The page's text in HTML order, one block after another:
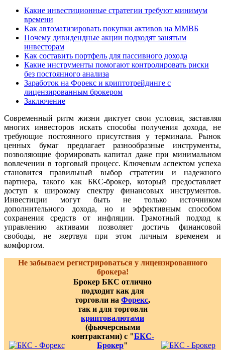
Какие инвестиционные стратегии требуют минимум
времени
Как автоматизировать покупки активов на ММВБ
Почему дивидендные акции подходят занятым
инвесторам
Как составить портфель для пассивного дохода
Какие инструменты помогают контролировать риски
без постоянного анализа
Заработок на Форекс и криптотрейдинге с
лицензированным брокером
Заключение
Современный ритм жизни диктует свои условия, заставляя
многих инвесторов искать способы получения дохода, не
требующие постоянного присутствия у терминала. Рынок
ценных бумаг предлагает разнообразные инструменты,
позволяющие формировать капитал даже при минимальном
вовлечении в торговый процесс. Ключевым аспектом успеха
становится правильный выбор стратегии и надежного
партнера, такого как БКС-брокер, который предоставляет
доступ к широкому спектру финансовых инструментов.
Инвестиции могут быть не только источником
дополнительного дохода, но и эффективным способом
сохранения средств от инфляции. Грамотный подход к
управлению активами позволяет достичь финансовой
свободы, не жертвуя при этом личным временем и
комфортом.
Не забываем регистрироваться у лицензированного
брокера!
Брокер БКС отлично
подходит как для
торговли на Форекс,
так и для торговли
криптовалютами
(фьючерсными
контрактами) с "БКС-
Брокер"